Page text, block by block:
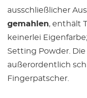
ausschließlicher
gemahlen, enthält
keinerlei
Setting Powder.
außerordentlich
Fingerpatscher.